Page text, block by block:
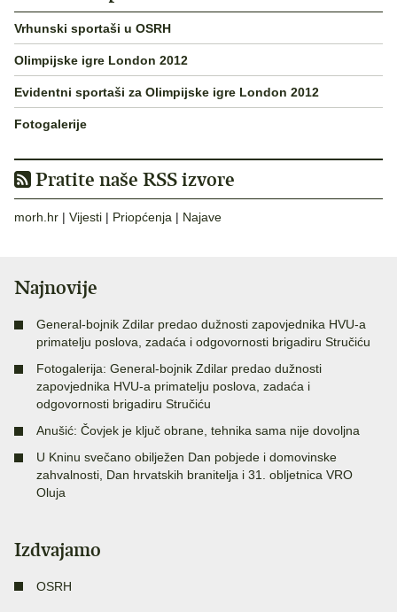
Vrhunski sportaši u OSRH
Olimpijske igre London 2012
Evidentni sportaši za Olimpijske igre London 2012
Fotogalerije
Pratite naše RSS izvore
morh.hr | Vijesti | Priopćenja | Najave
Najnovije
General-bojnik Zdilar predao dužnosti zapovjednika HVU-a
primatelju poslova, zadaća i odgovornosti brigadiru Stručiću
Fotogalerija: General-bojnik Zdilar predao dužnosti
zapovjednika HVU-a primatelju poslova, zadaća i
odgovornosti brigadiru Stručiću
Anušić: Čovjek je ključ obrane, tehnika sama nije dovoljna
U Kninu svečano obilježen Dan pobjede i domovinske
zahvalnosti, Dan hrvatskih branitelja i 31. obljetnica VRO
Oluja
Izdvajamo
OSRH